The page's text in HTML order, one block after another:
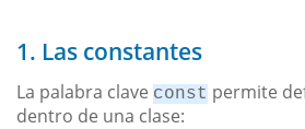
1. Las constantes
La palabra clave const permite
dentro de una clase: